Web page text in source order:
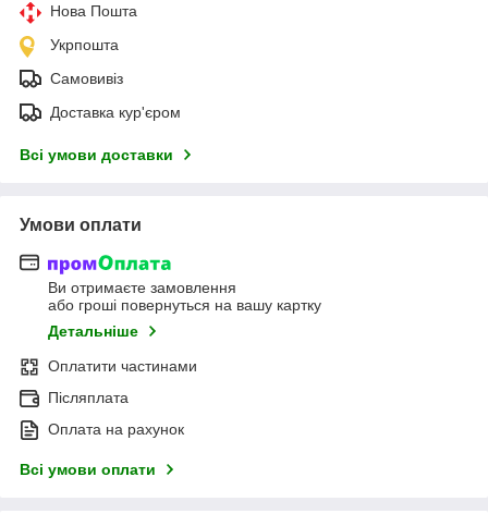
Нова Пошта
Укрпошта
Самовивіз
Доставка кур'єром
Всі умови доставки
Умови оплати
Ви отримаєте замовлення
або гроші повернуться на вашу картку
Детальніше
Оплатити частинами
Післяплата
Оплата на рахунок
Всі умови оплати